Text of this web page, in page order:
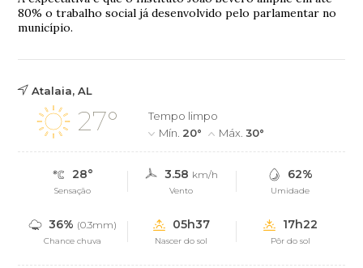
80% o trabalho social já desenvolvido pelo parlamentar no
município.
Atalaia, AL
27°
Tempo limpo
Mín. 20° Máx.30°
28°
Sensação
3.58 km/h
Vento
62%
Umidade
36% (0.3mm)
Chance chuva
05h37
Nascer do sol
17h22
Pôr do sol